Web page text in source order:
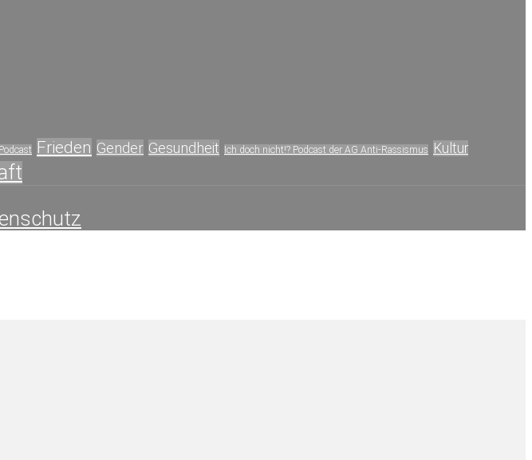
Frieden Gender Gesundheit Ich doch nicht!? Podcast der AG Anti-Rassismus Kultur